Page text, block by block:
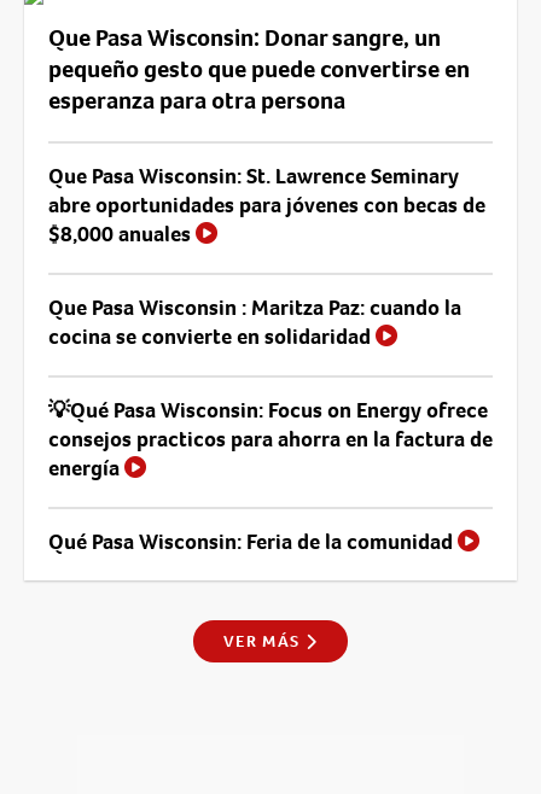
Que Pasa Wisconsin: Donar sangre, un
pequeño gesto que puede convertirse en
esperanza para otra persona
Que Pasa Wisconsin: St. Lawrence Seminary
abre oportunidades para jóvenes con becas de
$8,000 anuales
Que Pasa Wisconsin : Maritza Paz: cuando la
cocina se convierte en solidaridad
💡Qué Pasa Wisconsin: Focus on Energy ofrece
consejos practicos para ahorra en la factura de
energía
Qué Pasa Wisconsin: Feria de la comunidad
VER MÁS